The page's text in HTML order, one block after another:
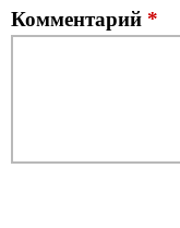
Комментарий *